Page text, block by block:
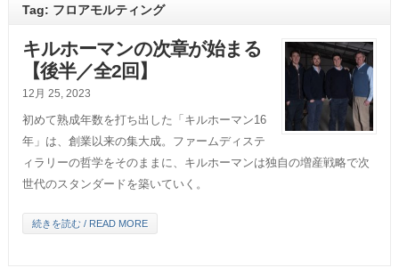
Tag: フロアモルティング
キルホーマンの次章が始まる
【後半／全2回】
12月 25, 2023
初めて熟成年数を打ち出した「キルホーマン16
年」は、創業以来の集大成。ファームディステ
ィラリーの哲学をそのままに、キルホーマンは独自の増産戦略で次
世代のスタンダードを築いていく。
続きを読む / READ MORE